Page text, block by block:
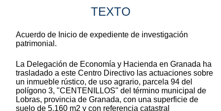
TEXTO
Acuerdo de Inicio de expediente de investigación
patrimonial.
La Delegación de Economía y Hacienda en Granada ha
trasladado a este Centro Directivo las actuaciones sobre
un inmueble rústico, de uso agrario, parcela 94 del
polígono 3, "CENTENILLOS" del término municipal de
Lobras, provincia de Granada, con una superficie de
suelo de 5.160 m2 y con referencia catastral